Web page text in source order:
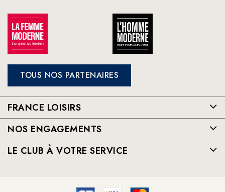
TOUS NOS PARTENAIRES
FRANCE LOISIRS
NOS ENGAGEMENTS
LE CLUB À VOTRE SERVICE